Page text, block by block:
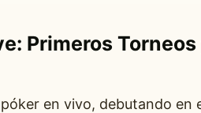
Primeros
en vivo, debutando en